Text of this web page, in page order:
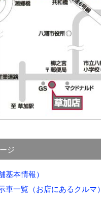
ジ
基本情報）
車一覧（お店にあるクルマ）